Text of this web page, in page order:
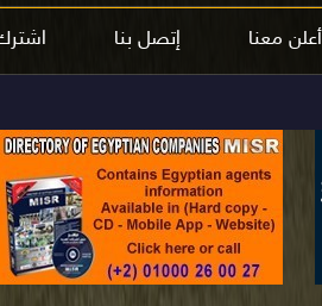
أعلن معنا إتصل بنا